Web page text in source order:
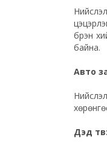
бүрэн
байна.
Авто
Дэд төв: